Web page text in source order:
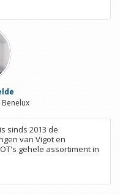
sinds 2013 de
van Vigot en
gehele assortiment in